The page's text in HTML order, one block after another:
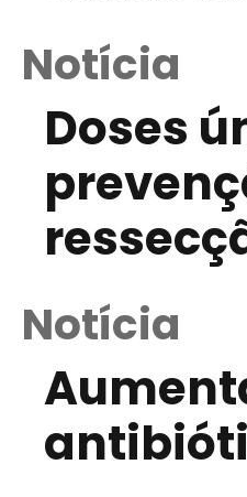
Notícia
Doses
Notícia